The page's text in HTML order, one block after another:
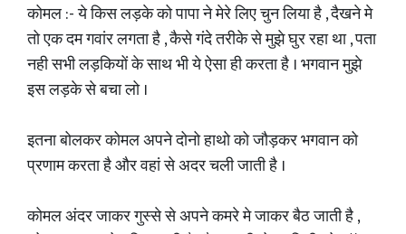
कोमल :- ये किस लड़के को पापा ने मेरे लिए चुन लिया है , दैखने मे
तो एक दम गवांर लगता है , कैसे गंदे तरीके से मुझे घुर रहा था , पता
नही सभी लड़कियों के साथ भी ये ऐसा ही करता है । भगवान मुझे
इस लड़के से बचा लो ।
इतना बोलकर कोमल अपने दोनो हाथो को जौड़कर भगवान को
प्रणाम करता है और वहां से अदर चली जाती है ।
कोमल अंदर जाकर गुस्से से अपने कमरे मे जाकर बैठ जाती है ,